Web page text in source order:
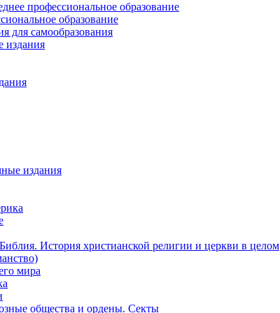
профессиональное образование
образование
для самообразования
издания
издания
История христианской религии и церкви в целом
мира
общества и ордены. Секты